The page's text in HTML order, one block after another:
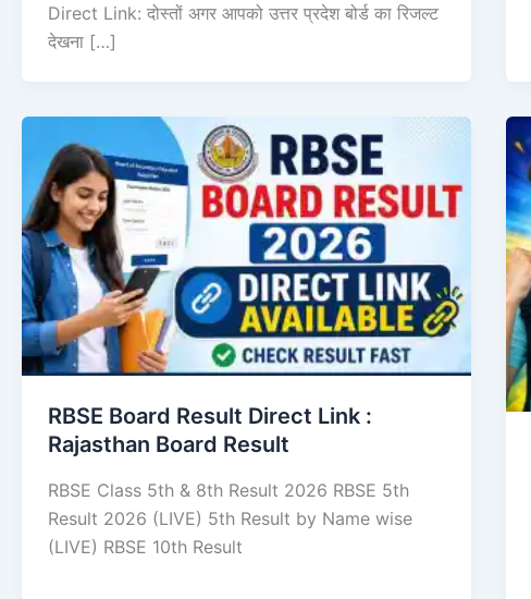
Direct Link: दोस्तों अगर आपको उत्तर प्रदेश बोर्ड का रिजल्ट
देखना […]
RBSE Board Result Direct Link : ​
Rajasthan Board Result
RBSE Class 5th & 8th Result 2026 RBSE 5th
Result 2026 (LIVE) 5th Result by Name wise
(LIVE) RBSE 10th Result